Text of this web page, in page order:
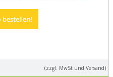
(zzgl. MwSt und Versand)